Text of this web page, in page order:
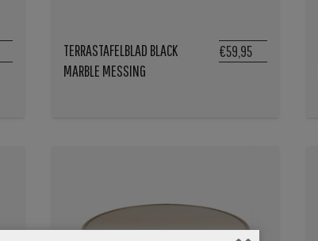
TERRASTAFELBLAD BLACK
MARBLE MESSING
€59,95